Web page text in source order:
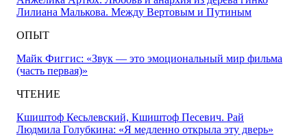
Лилиана Малькова. Между Вертовым и Путиным
ОПЫТ
Майк Фиггис: «Звук — это эмоциональный мир фильма
(часть первая)»
ЧТЕНИЕ
Кшиштоф Кесьлевский, Кшиштоф Песевич. Рай
Людмила Голубкина: «Я медленно открыла эту дверь»